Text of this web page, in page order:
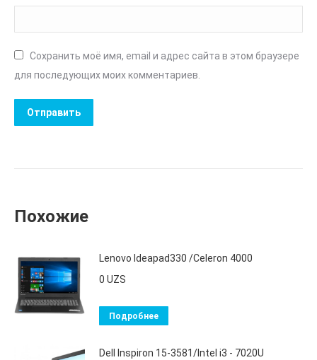
Сохранить моё имя, email и адрес сайта в этом браузере
для последующих моих комментариев.
Похожие
Lenovo Ideapad330 /Celeron 4000
0 UZS
Подробнее
Dell Inspiron 15-3581/Intel i3 - 7020U